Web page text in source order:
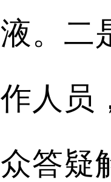
液。 二
作人员
众答疑